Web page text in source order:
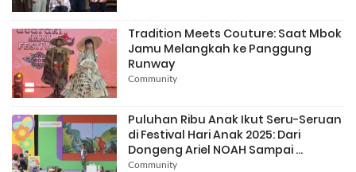
Tradition Meets Couture: Saat Mbok
Jamu Melangkah ke Panggung
Runway
Community
Puluhan Ribu Anak Ikut Seru-Seruan
di Festival Hari Anak 2025: Dari
Dongeng Ariel NOAH Sampai ...
Community